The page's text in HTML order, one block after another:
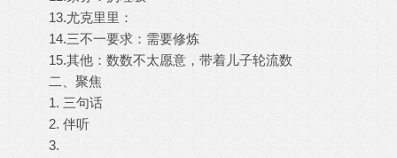
13.尤克里里：
14.三不一要求：需要修炼
15.其他：数数不太愿意，带着儿子轮流数
二、聚焦
1. 三句话
2. 伴听
3.